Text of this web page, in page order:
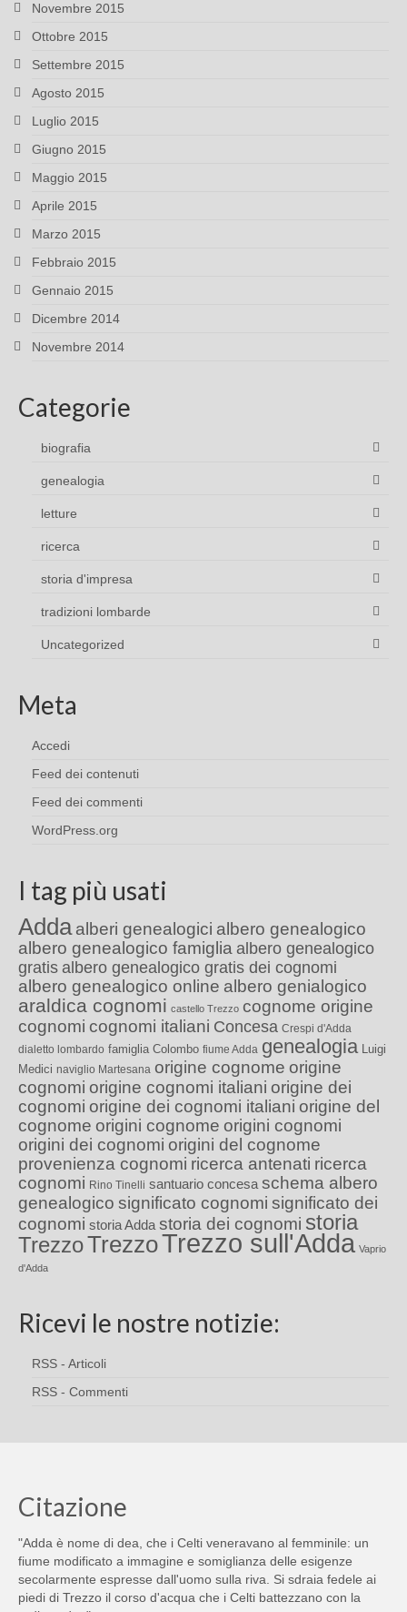
Novembre 2015
Ottobre 2015
Settembre 2015
Agosto 2015
Luglio 2015
Giugno 2015
Maggio 2015
Aprile 2015
Marzo 2015
Febbraio 2015
Gennaio 2015
Dicembre 2014
Novembre 2014
Categorie
biografia
genealogia
letture
ricerca
storia d'impresa
tradizioni lombarde
Uncategorized
Meta
Accedi
Feed dei contenuti
Feed dei commenti
WordPress.org
I tag più usati
Adda alberi genealogici albero genealogico
albero genealogico famiglia albero genealogico
gratis albero genealogico gratis dei cognomi
albero genealogico online albero genialogico
araldica cognomi castello Trezzo cognome origine
cognomi cognomi italiani Concesa Crespi d'Adda
dialetto lombardo famiglia Colombo fiume Adda genealogia Luigi
Medici naviglio Martesana origine cognome origine
cognomi origine cognomi italiani origine dei
cognomi origine dei cognomi italiani origine del
cognome origini cognome origini cognomi
origini dei cognomi origini del cognome
provenienza cognomi ricerca antenati ricerca
cognomi Rino Tinelli santuario concesa schema albero
genealogico significato cognomi significato dei
cognomi storia Adda storia dei cognomi storia
TrezzoTrezzoTrezzo sull'Adda Vaprio
d'Adda
Ricevi le nostre notizie:
RSS - Articoli
RSS - Commenti
Citazione
"Adda è nome di dea, che i Celti veneravano al femminile: un
fiume modificato a immagine e somiglianza delle esigenze
secolarmente espresse dall'uomo sulla riva. Si sdraia fedele ai
piedi di Trezzo il corso d'acqua che i Celti battezzano con la